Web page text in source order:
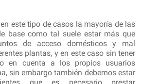
este tipo de casos la mayoría de las
base como tal suele estar más que
de acceso domésticos y mal
plantas, y en este caso sin tener
en cuenta a los propios usuarios
sin embargo también debemos estar